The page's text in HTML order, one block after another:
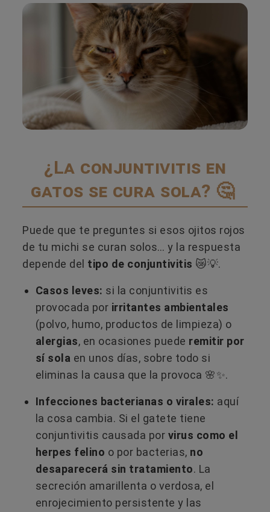
¿La conjuntivitis en
gatos se cura sola? 🤔
Puede que te preguntes si esos ojitos rojos
de tu michi se curan solos… y la respuesta
depende del tipo de conjuntivitis 😿💡.
Casos leves: si la conjuntivitis es
provocada por irritantes ambientales
(polvo, humo, productos de limpieza) o
alergias, en ocasiones puede remitir por
sí sola en unos días, sobre todo si
eliminas la causa que la provoca 🌸✨.
Infecciones bacterianas o virales: aquí
la cosa cambia. Si el gatete tiene
conjuntivitis causada por virus como el
herpes felino o por bacterias, no
desaparecerá sin tratamiento. La
secreción amarillenta o verdosa, el
enrojecimiento persistente y las